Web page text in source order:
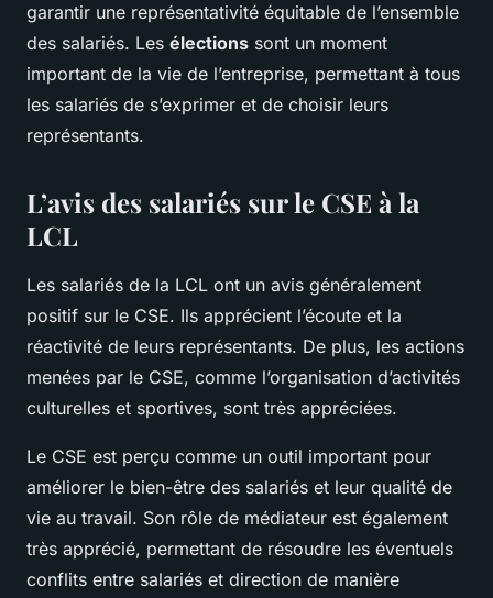
garantir une représentativité équitable de l’ensemble
des salariés. Les élections sont un moment
important de la vie de l’entreprise, permettant à tous
les salariés de s’exprimer et de choisir leurs
représentants.
L’avis des salariés sur le CSE à la
LCL
Les salariés de la LCL ont un avis généralement
positif sur le CSE. Ils apprécient l’écoute et la
réactivité de leurs représentants. De plus, les actions
menées par le CSE, comme l’organisation d’activités
culturelles et sportives, sont très appréciées.
Le CSE est perçu comme un outil important pour
améliorer le bien-être des salariés et leur qualité de
vie au travail. Son rôle de médiateur est également
très apprécié, permettant de résoudre les éventuels
conflits entre salariés et direction de manière